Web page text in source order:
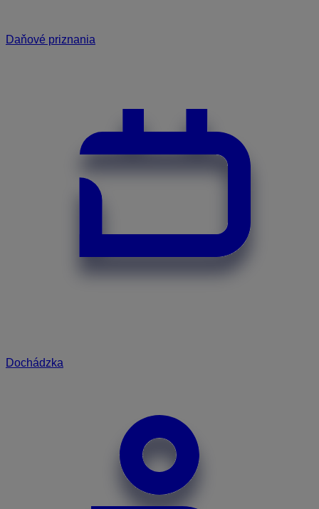
Daňové priznania
Dochádzka